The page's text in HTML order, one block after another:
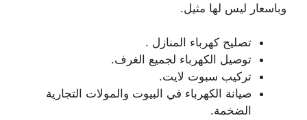
وباسعار ليس لها مثيل.
تصليح كهرباء المنازل .
توصيل الكهرباء لجميع الغرف.
تركيب سبوت لايت.
صيانة الكهرباء في البيوت والمولات التجارية
الضخمة.